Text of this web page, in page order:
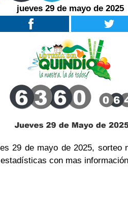
jueves 29 de mayo de 2025
29 de mayo de 2025, sorteo
con mas